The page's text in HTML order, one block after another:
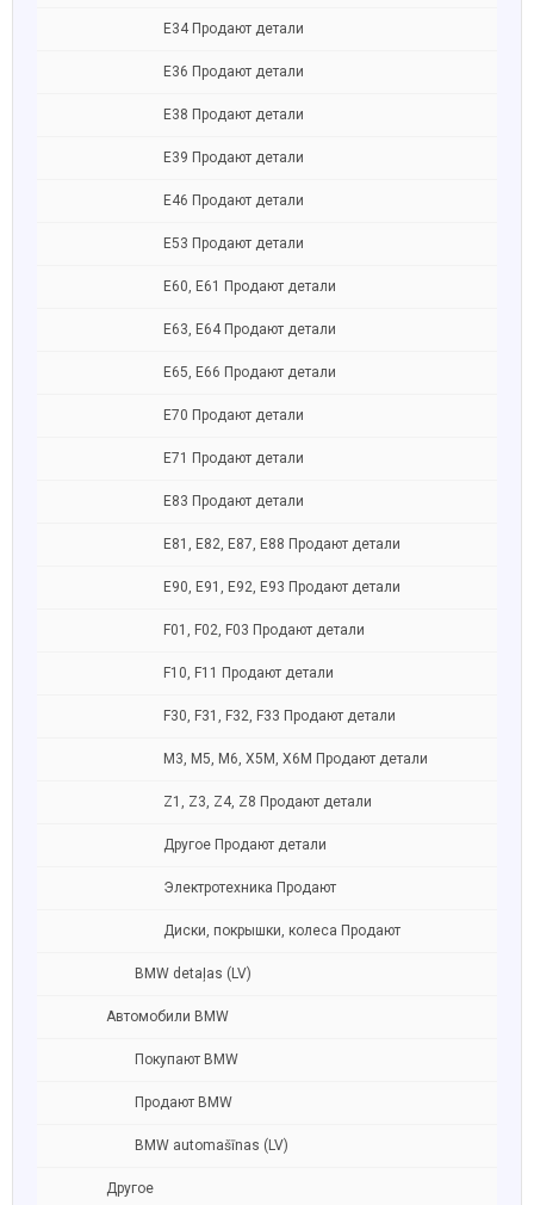
Е34 Продают детали
Е36 Продают детали
Е38 Продают детали
Е39 Продают детали
Е46 Продают детали
Е53 Продают детали
Е60, E61 Продают детали
Е63, E64 Продают детали
Е65, Е66 Продают детали
Е70 Продают детали
Е71 Продают детали
Е83 Продают детали
E81, E82, E87, E88 Продают детали
Е90, E91, E92, E93 Продают детали
F01, F02, F03 Продают детали
F10, F11 Продают детали
F30, F31, F32, F33 Продают детали
M3, M5, M6, X5M, X6M Продают детали
Z1, Z3, Z4, Z8 Продают детали
Другое Продают детали
Электротехника Продают
Диски, покрышки, колеса Продают
BMW detaļas (LV)
Автомобили BMW
Покупают BMW
Продают BMW
BMW automašīnas (LV)
Другое